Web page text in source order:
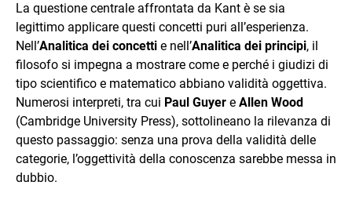
La questione centrale affrontata da Kant è se sia
legittimo applicare questi concetti puri all’esperienza.
Nell’Analitica dei concetti e nell’Analitica dei principi, il
filosofo si impegna a mostrare come e perché i giudizi di
tipo scientifico e matematico abbiano validità oggettiva.
Numerosi interpreti, tra cui Paul Guyer e Allen Wood
(Cambridge University Press), sottolineano la rilevanza di
questo passaggio: senza una prova della validità delle
categorie, l’oggettività della conoscenza sarebbe messa in
dubbio.